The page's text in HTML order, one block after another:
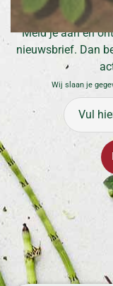
Meld je aan en
nieuwsbrief. Dan
Wij slaan je